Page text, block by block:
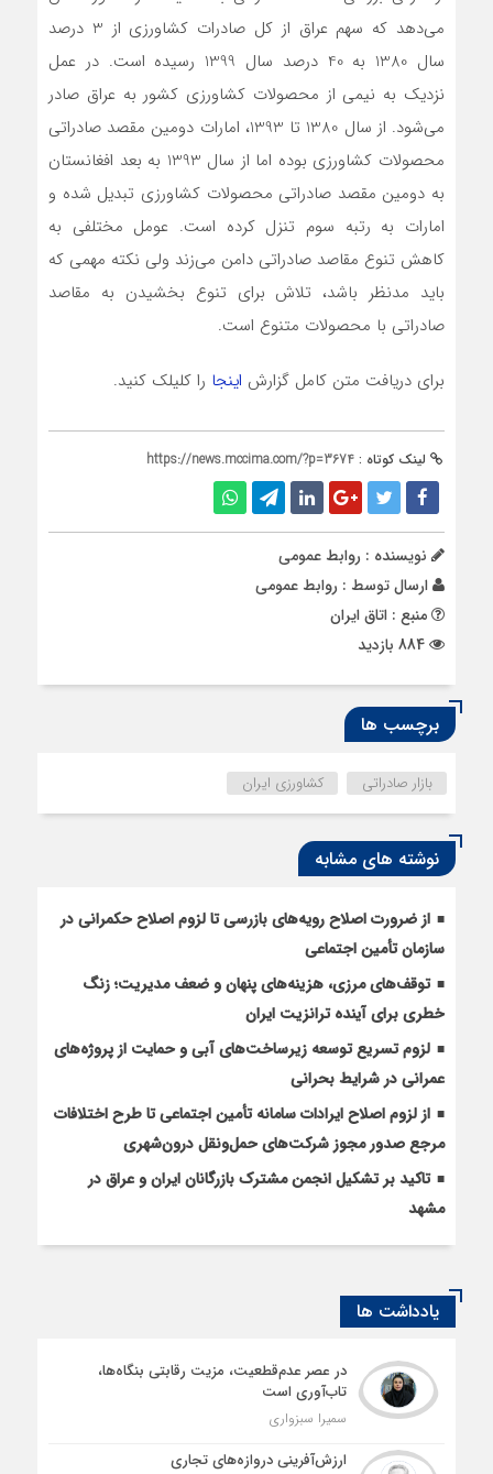
می‌دهد که سهم عراق از کل صادرات کشاورزی از 3 درصد
سال 1380 به 40 درصد سال 1399 رسیده است. در عمل
نزدیک به نیمی از محصولات کشاورزی کشور به عراق صادر
می‌شود. از سال 1380 تا 1393، امارات دومین مقصد صادراتی
محصولات کشاورزی بوده اما از سال 1393 به بعد افغانستان
به‌ دومین مقصد صادراتی محصولات کشاورزی تبدیل‌ شده و
امارات به رتبه سوم تنزل کرده است. عومل مختلفی به
کاهش تنوع مقاصد صادراتی دامن می‌زند ولی نکته مهمی که
باید مدنظر باشد، تلاش برای تنوع بخشیدن به مقاصد
صادراتی با محصولات متنوع است.
برای دریافت متن کامل گزارش اینجا را کلیلک کنید.
لینک کوتاه : https://news.mccima.com/?p=3674
نویسنده : روابط عمومی
ارسال توسط : روابط عمومی
منبع : اتاق ایران
برچسب ها
بازار صادراتی کشاورزی ایران
نوشته های مشابه
از ضرورت اصلاح رویه‌های بازرسی تا لزوم اصلاح حکمرانی در
سازمان تأمین اجتماعی
توقف‌های مرزی، هزینه‌های پنهان و ضعف مدیریت؛ زنگ
خطری برای آینده ترانزیت ایران
لزوم تسریع توسعه زیرساخت‌های آبی و حمایت از پروژه‌های
عمرانی در شرایط بحرانی
از لزوم اصلاح ایرادات سامانه تأمین اجتماعی تا طرح اختلافات
مرجع صدور مجوز شرکت‌های حمل‌ونقل درون‌شهری
تاکید بر تشکیل انجمن مشترک بازرگانان ایران و عراق در
مشهد
یادداشت ها
در عصر عدم‌قطعیت، مزیت رقابتی بنگاه‌ها،
تاب‌آوری است
سمیرا سبزواری
ارزش‌آفرینی دروازه‌های تجاری